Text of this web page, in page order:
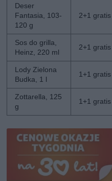
Deser
Fantasia, 103-
120 g
2+1 gratis
Sos do grilla,
Heinz, 220 ml
2+1 gratis
Lody Zielona
Budka, 1 l
1+1 gratis
Zottarella, 125
g
1+1 gratis